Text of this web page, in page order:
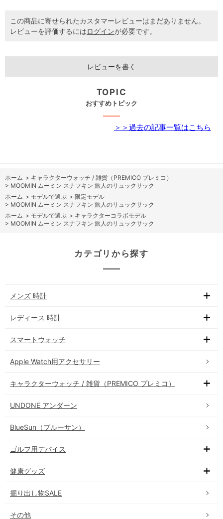
この商品に寄せられたカスタマーレビューはまだありません。
レビューを評価するにはログインが必要です。
レビューを書く
TOPIC
おすすめトピック
＞＞過去の記事一覧はこちら
ホーム > キャラクターウォッチ / 雑貨（PREMICO プレミコ）
> MOOMIN ムーミン スナフキン 旅人のリュックサック
ホーム > モデルで選ぶ > 限定モデル
> MOOMIN ムーミン スナフキン 旅人のリュックサック
ホーム > モデルで選ぶ > キャラクターコラボモデル
> MOOMIN ムーミン スナフキン 旅人のリュックサック
カテゴリから探す
メンズ 時計
レディース 時計
スマートウォッチ
Apple Watch用アクセサリー
キャラクターウォッチ / 雑貨（PREMICO プレミコ）
UNDONE アンダーン
BlueSun（ブルーサン）
ゴルフ用デバイス
健康グッズ
掘り出し物SALE
その他